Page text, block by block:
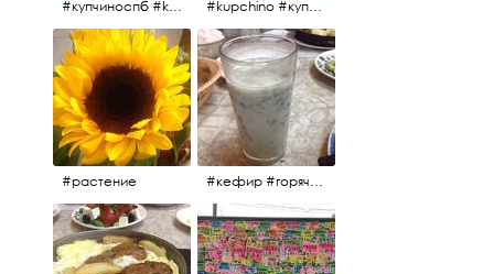
#купчиноспб #kupchino #kupchino #купчиноспб
#растение #кефир #горячийкефир #национальноеблюдо #лаваш #вкусно